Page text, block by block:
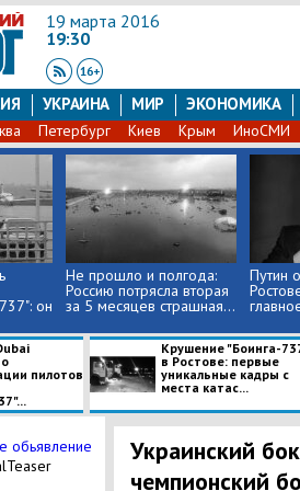
19 марта 2016
19:30
УКРАИНА МИР ЭКОНОМИКА
Петербург Киев Крым ИноСМИ
он
Не прошло и полгода:
Россию потрясла вторая
за 5 месяцев страшная...
Путин
пилотов
Крушение "Боинга-
в Ростове: первые
уникальные кадры с
места катас...
обьявление
Украинский
чемпионский